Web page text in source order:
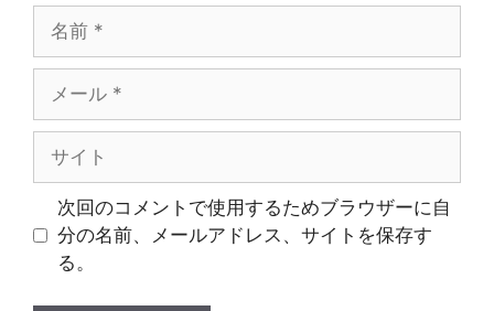
ル
次回のコメントで使用するためブラウザーに自
分の名前、メールアドレス、サイトを保存す
る。